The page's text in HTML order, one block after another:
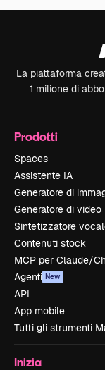
La piattaforma
1 milione di
Prodotti
Spaces
Assistente IA
Generatore di
Generatore di video
Sintetizzatore
Contenuti stock
MCP per Claude/
Agenti New
API
App mobile
Tutti gli strumenti
Inizia